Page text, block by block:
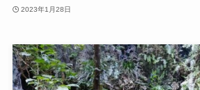
2023年1月28日